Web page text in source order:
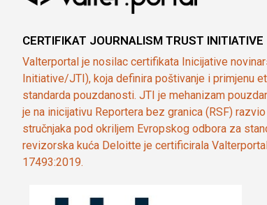
CERTIFIKAT JOURNALISM TRUST INITIATIVE
Valterportal je nosilac certifikata Inicijative
Initiative/JTI), koja definira poštivanje i primjenu
standarda pouzdanosti. JTI je mehanizam
je na inicijativu Reportera bez granica (RSF)
stručnjaka pod okriljem Evropskog odbora za
revizorska kuća Deloitte je certificirala
17493:2019.